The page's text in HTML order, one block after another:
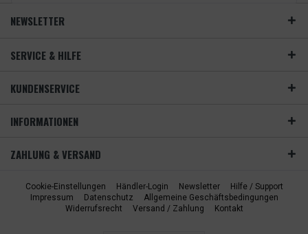
NEWSLETTER
SERVICE & HILFE
KUNDENSERVICE
INFORMATIONEN
ZAHLUNG & VERSAND
Cookie-Einstellungen Händler-Login Newsletter
Hilfe / Support
Impressum
Datenschutz
Allgemeine Geschäftsbedingungen
Widerrufsrecht
Versand / Zahlung Kontakt